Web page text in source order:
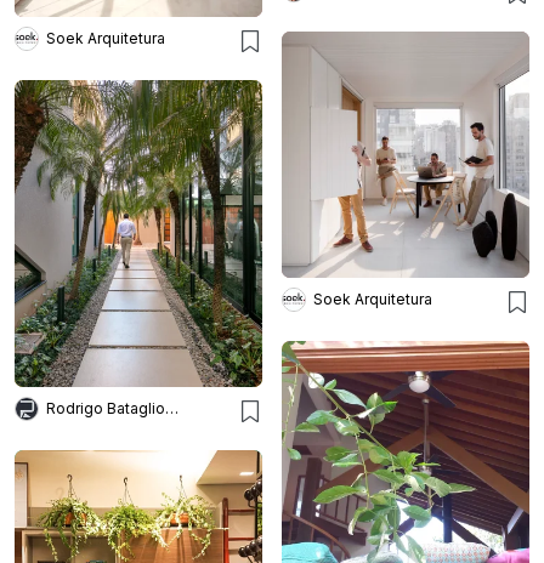
Soek Arquitetura
Soek Arquitetura
Rodrigo Batagliotti Arquitetos